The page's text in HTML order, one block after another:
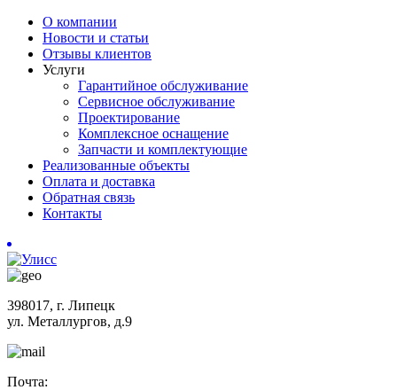
О компании
Новости и статьи
Отзывы клиентов
Услуги
Гарантийное обслуживание
Сервисное обслуживание
Проектирование
Комплексное оснащение
Запчасти и комплектующие
Реализованные объекты
Оплата и доставка
Обратная связь
Контакты
398017, г. Липецк
ул. Металлургов, д.9
Почта: